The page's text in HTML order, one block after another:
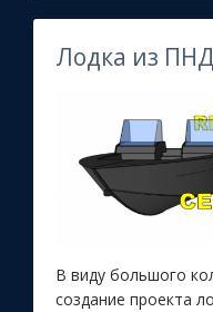
Лодка из
В виду большого
создание проекта